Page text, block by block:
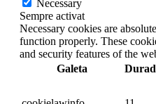
Necessary
Sempre activat
Necessary cookies are
function properly. These
and security features of the
Galeta